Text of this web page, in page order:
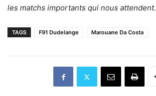
les matchs importants qui nous attendent.
TAGS F91 Dudelange Marouane Da Costa